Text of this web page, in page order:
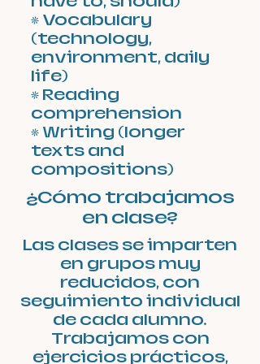
• Vocabulary
(technology,
environment, daily
life)
• Reading
comprehension
• Writing (longer
texts and
compositions)
¿Cómo trabajamos
en clase?
Las clases se imparten
en grupos muy
reducidos, con
seguimiento individual
de cada alumno.
Trabajamos con
ejercicios prácticos,